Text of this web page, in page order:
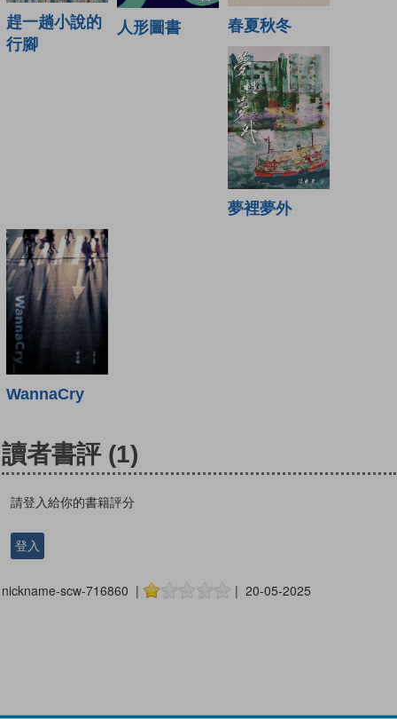
趕一趟小說的
行腳
人形圖書 春夏秋冬
夢裡夢外
WannaCry
讀者書評 (1)
請登入給你的書籍評分
登入
nickname-scw-716860 | | 20-05-2025